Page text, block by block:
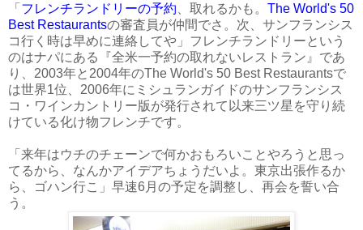
「 フレンチランドリーの予約 、取れるかも。 The World's 50
Best Restaurantsの審査員が仲間でさ。次、サンフランシス
コ行く時は早めに連絡してや」フレンチランドリーという
のはナパにある『全米一予約の取れないレストラン』であ
り、2003年と2004年のThe World's 50 Best Restaurantsで
は世界1位、2006年にミシュランガイドのサンフランシス
コ・ワインカントリー版が発行されて以来三ツ星を守り続
けている化け物フレンチです。
「来年はウチのチェーンで何かおもろいことやろうと思っ
てるから、なんかアイデアちょうだいよ。東京出張作るか
ら、ゴハン行こ」早速6月の予定を調整し、再会を誓い合
う。